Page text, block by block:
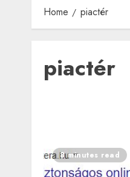
Home piactér
piactér
8 minutes read